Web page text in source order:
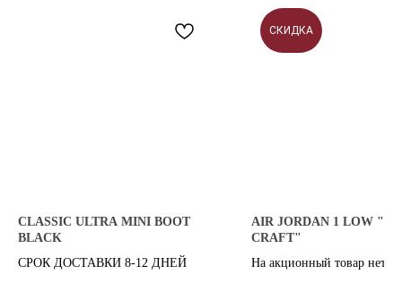
CLASSIC ULTRA MINI BOOT
BLACK
СРОК ДОСТАВКИ 8-12 ДНЕЙ
СКИДКА
AIR JORDAN 1 LOW "SE
CRAFT"
На акционный товар нет
СПОСОБЫ ДОСТАВКИ
KICKSBAZAR@MAIL.RU